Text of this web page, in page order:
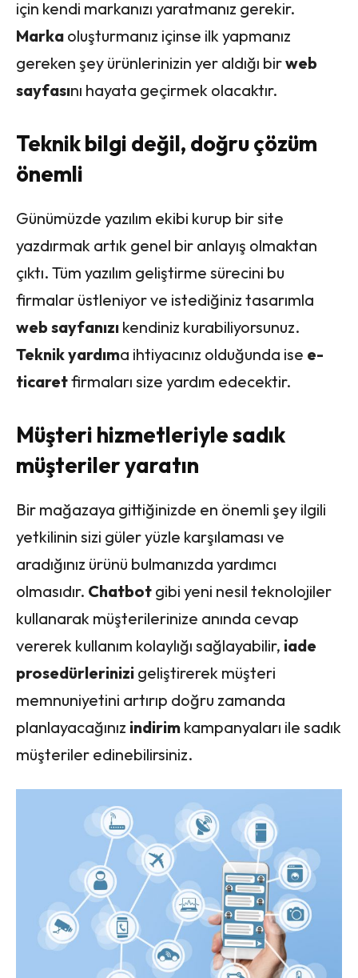
için kendi markanızı yaratmanız gerekir.
Marka oluşturmanız içinse ilk yapmanız
gereken şey ürünlerinizin yer aldığı birweb
sayfasını hayata geçirmek olacaktır.
Teknik bilgi değil, doğru çözüm
önemli
Günümüzde yazılım ekibi kurup bir site
yazdırmak artık genel bir anlayış olmaktan
çıktı. Tüm yazılım geliştirme sürecini bu
firmalar üstleniyor ve istediğiniz tasarımla
web sayfanızı kendiniz kurabiliyorsunuz.
Teknikyardıma ihtiyacınız olduğunda ise e-
ticaretfirmaları size yardım edecektir.
Müşteri hizmetleriyle sadık
müşteriler yaratın
Bir mağazaya gittiğinizde en önemli şey ilgili
yetkilinin sizi güler yüzle karşılaması ve
aradığınız ürünü bulmanızda yardımcı
olmasıdır. Chatbot gibi yeni nesil teknolojiler
kullanarak müşterilerinize anında cevap
vererek kullanım kolaylığı sağlayabilir, iade
prosedürlerinizi geliştirerek müşteri
memnuniyetini artırıp doğru zamanda
planlayacağınız indirim kampanyaları ile sadık
müşteriler edinebilirsiniz.